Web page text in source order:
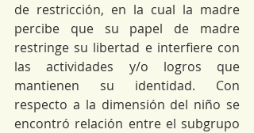
de restricción, en la cual la madre
percibe que su papel de madre
restringe su libertad e interfiere con
las actividades y/o logros que
mantienen su identidad. Con
respecto a la dimensión del niño se
encontró relación entre el subgrupo